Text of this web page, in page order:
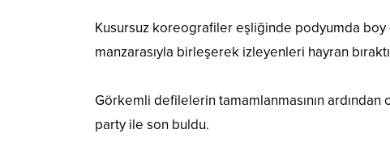
Kusursuz koreografiler eşliğinde podyumda boy
manzarasıyla birleşerek izleyenleri hayran
Görkemli defilelerin tamamlanmasının
party ile son buldu.